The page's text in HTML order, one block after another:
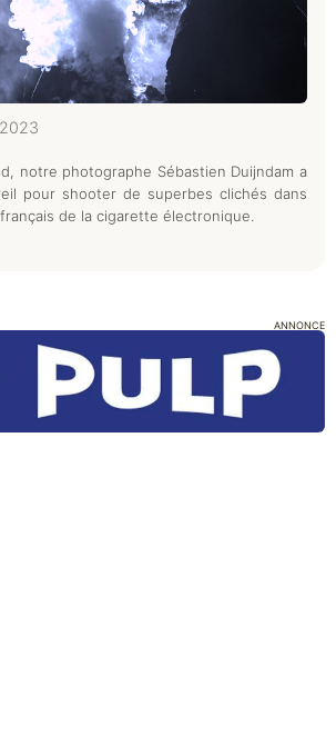
notre photographe Sébastien Duijndam a
pour shooter de superbes clichés dans
de la cigarette électronique.
ANNONCE